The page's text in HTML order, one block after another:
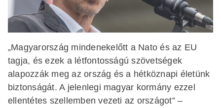
„Magyarország mindenekelőtt a Nato és az EU
tagja, és ezek a létfontosságú szövetségek
alapozzák meg az ország és a hétköznapi életünk
biztonságát. A jelenlegi magyar kormány ezzel
ellentétes szellemben vezeti az országot” –